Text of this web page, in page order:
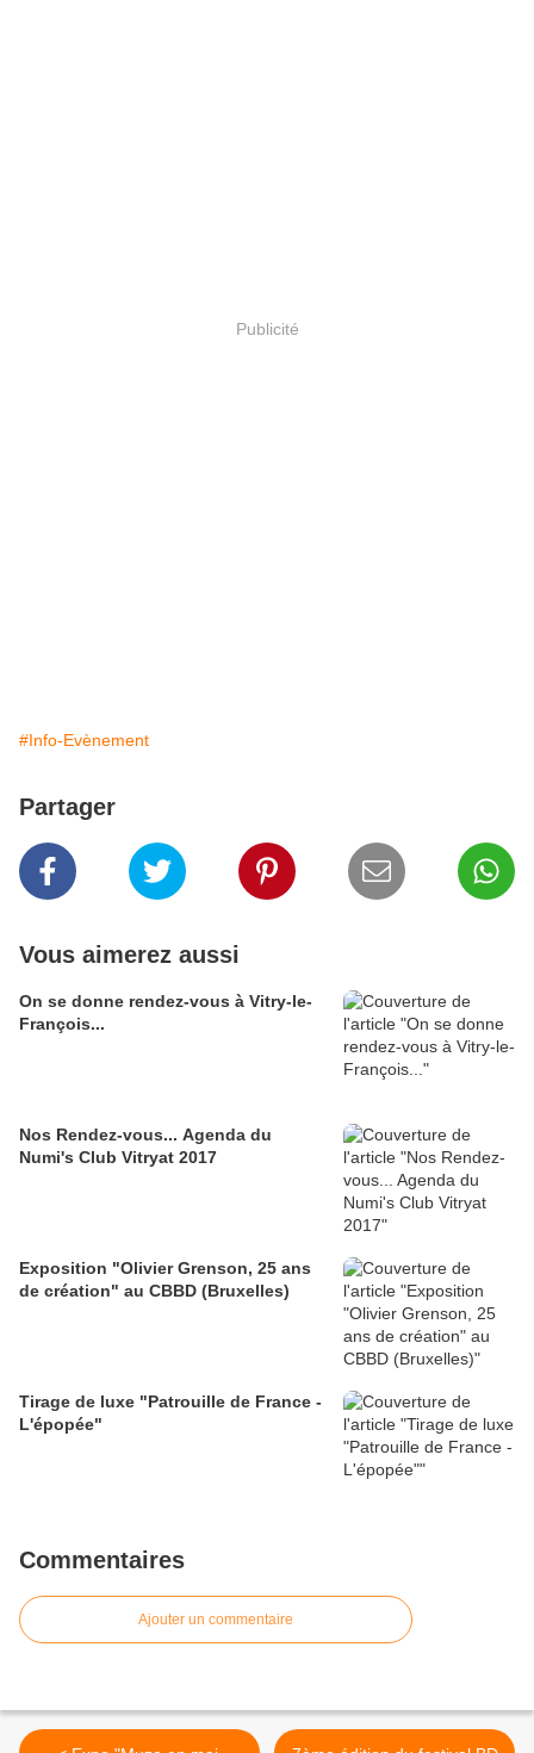
Publicité
#Info-Evènement
Partager
Vous aimerez aussi
On se donne rendez-vous à Vitry-le-
François...
Nos Rendez-vous... Agenda du
Numi's Club Vitryat 2017
Exposition "Olivier Grenson, 25 ans
de création" au CBBD (Bruxelles)
Tirage de luxe "Patrouille de France -
L'épopée"
Commentaires
Ajouter un commentaire